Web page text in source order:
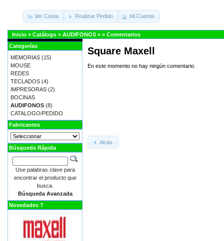
Ver Cesta Realizar Pedido Mi Cuenta
Inicio » Catálogo » AUDIFONOS » » Comentarios
Square Maxell
En este momento no hay ningún comentario.
Atrás
Categorías
MEMORIAS (15)
MOUSE
REDES
TECLADOS (4)
IMPRESORAS (2)
BOCINAS
AUDIFONOS (8)
CATALOGO/PEDIDO
Fabricantes
Búsqueda Rápida
Use palabras clave para
encontrar el producto que
busca.
Búsqueda Avanzada
Novedades ?